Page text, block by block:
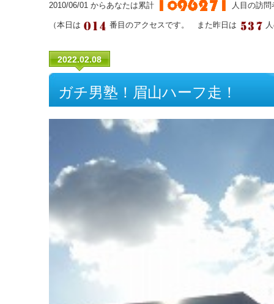
2010/06/01 からあなたは累計 人目の訪
（本日は 番目のアクセスです。 また昨日は
2022.02.08
ガチ男塾！眉山ハーフ走！